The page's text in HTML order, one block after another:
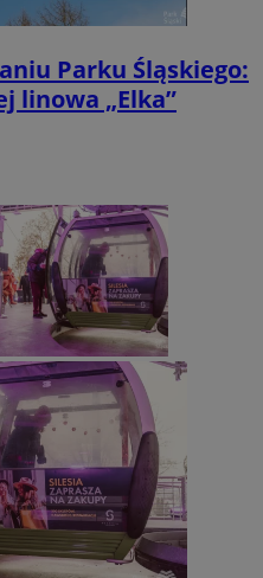
Parku Śląskiego:
linowa „Elka”